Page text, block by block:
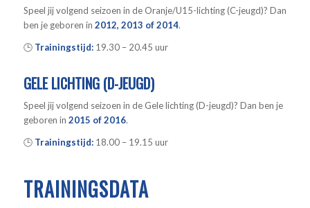
Speel jij volgend seizoen in de Oranje/U15-lichting (C-jeugd)? Dan
ben je geboren in 2012, 2013 of 2014.
🕒 Trainingstijd:19.30 – 20.45 uur
GELE LICHTING (D-JEUGD)
Speel jij volgend seizoen in de Gele lichting (D-jeugd)? Dan ben je
geboren in 2015 of 2016.
🕒 Trainingstijd:18.00 – 19.15 uur
TRAININGSDATA